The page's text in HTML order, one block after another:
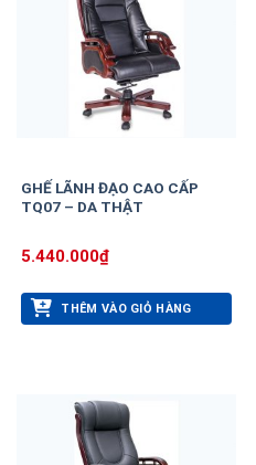
GHẾ LÃNH ĐẠO CAO CẤP
TQ07 – DA THẬT
5.440.000₫
THÊM VÀO GIỎ HÀNG